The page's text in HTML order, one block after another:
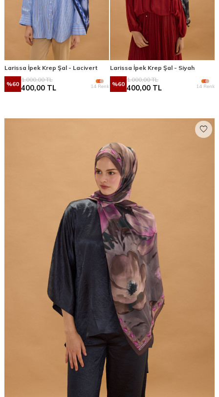
Larissa İpek Krep Şal - Lacivert
%60
1.000,00TL
400,00 TL 14 Renk
Larissa İpek Krep Şal - Siyah
%60
1.000,00TL
400,00 TL 14 Renk